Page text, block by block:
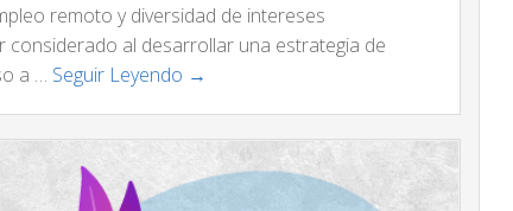
remoto y diversidad de intereses
considerado al desarrollar una estrategia de
a … Seguir Leyendo →